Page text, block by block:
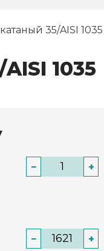
35/AISI 1035
1035
− +
− +